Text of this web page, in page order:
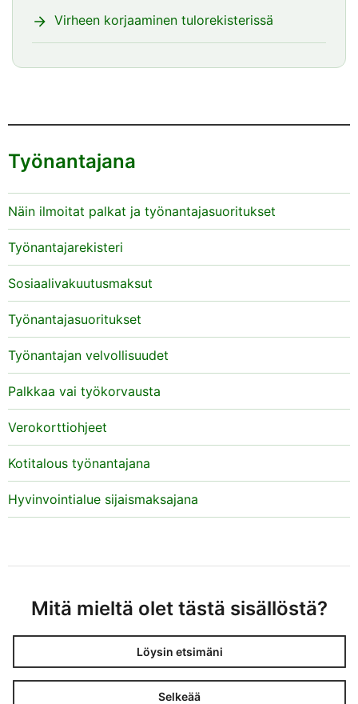
Virheen korjaaminen tulorekisterissä
Työnantajana
Näin ilmoitat palkat ja työnantajasuoritukset
Työnantajarekisteri
Sosiaalivakuutusmaksut
Työnantajasuoritukset
Työnantajan velvollisuudet
Palkkaa vai työkorvausta
Verokorttiohjeet
Kotitalous työnantajana
Hyvinvointialue sijaismaksajana
Mitä mieltä olet tästä sisällöstä?
Löysin etsimäni
Selkeää